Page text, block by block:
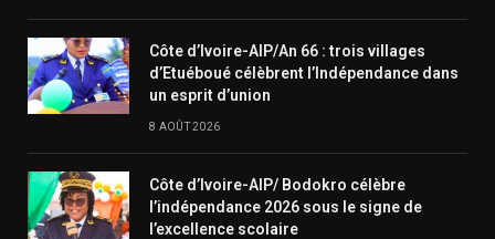
Côte d’Ivoire-AIP/An 66 : trois villages
d’Etuéboué célèbrent l’Indépendance dans
un esprit d’union
8 AOÛT 2026
Côte d’Ivoire-AIP/ Bodokro célèbre
l’indépendance 2026 sous le signe de
l’excellence scolaire